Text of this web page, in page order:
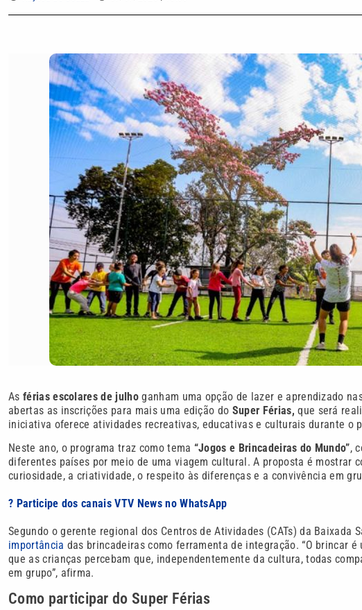
As férias escolares de julhoganham uma opção de lazer e aprendizado
abertas as inscrições para mais uma edição do Super Férias, que será
iniciativa oferece atividades recreativas, educativas e culturais durante o
Neste ano, o programa traz como tema “Jogos e Brincadeiras do Mundo”,
diferentes países por meio de uma viagem cultural. A proposta é mostrar
curiosidade, a criatividade, o respeito às diferenças e a convivência em
? Participe dos canais VTV News no WhatsApp
Segundo o gerente regional dos Centros de Atividades (CATs) da Baixada
importância das brincadeiras como ferramenta de integração. “O brincar
que as crianças percebam que, independentemente da cultura, todas
em grupo”, afirma.
Como participar do Super Férias